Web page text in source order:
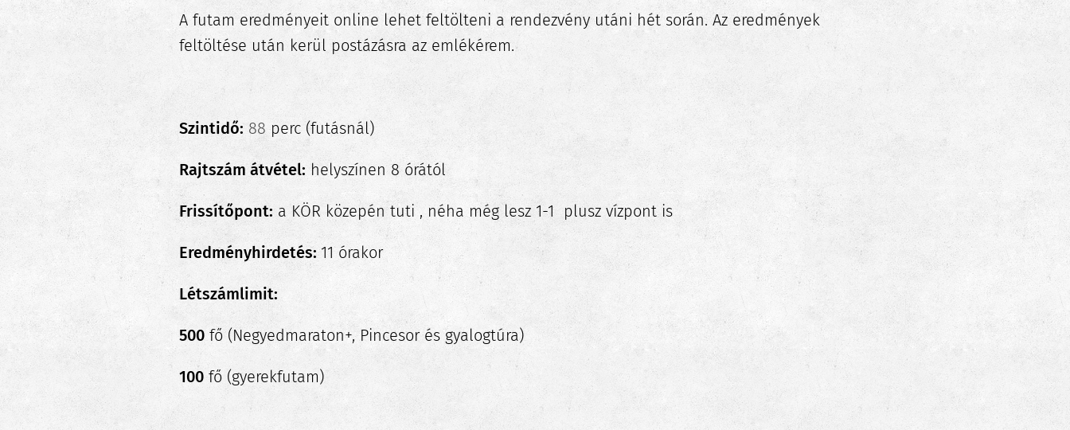
A futam eredményeit online lehet feltölteni a rendezvény utáni hét során. Az eredmények
feltöltése után kerül postázásra az emlékérem.
Szintidő: 88 perc (futásnál)
Rajtszám átvétel: helyszínen 8 órától
Frissítőpont: a KÖR közepén tuti , néha még lesz 1-1 plusz vízpont is
Eredményhirdetés:11 órakor
Létszámlimit:
500fő (Negyedmaraton+, Pincesor és gyalogtúra)
100fő (gyerekfutam)